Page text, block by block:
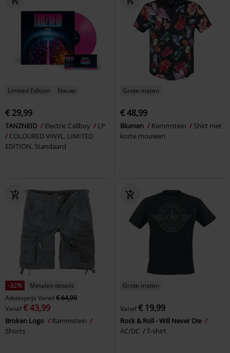
Limited Edition Nieuw
€ 29,99
TANZNEID Electric Callboy
LP
COLOURED VINYL, LIMITED
EDITION, Standaard
Grote maten
€ 48,99
Blumen Rammstein
Shirt met
korte mouwen
-32%
Metalen details
Adviesprijs Vanaf€ 64,99
Vanaf€ 43,99
Broken Logo
Rammstein
Shorts
Grote maten
Vanaf€ 19,99
Rock & Roll - Will Never Die
AC/DC
T-shirt